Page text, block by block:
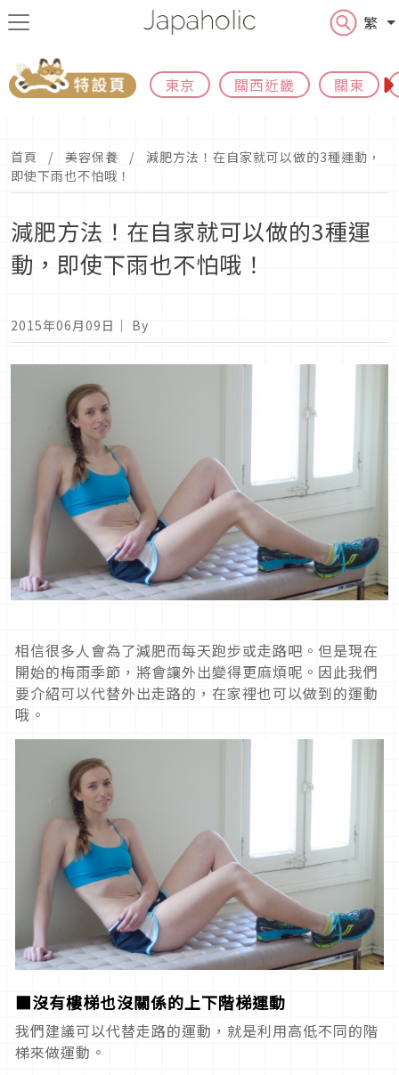
繁
東京 關西近畿 關東
首頁 美容保養
減肥方法！在自家就可以做的3種運動，
即使下雨也不怕哦！
減肥方法！在自家就可以做的3種運
動，即使下雨也不怕哦！
2015年06月09日 ｜ By
相信很多人會為了減肥而每天跑步或走路吧。但是現在
開始的梅雨季節，將會讓外出變得更麻煩呢。因此我們
要介紹可以代替外出走路的，在家裡也可以做到的運動
哦。
■沒有樓梯也沒關係的上下階梯運動
我們建議可以代替走路的運動，就是利用高低不同的階
梯來做運動。